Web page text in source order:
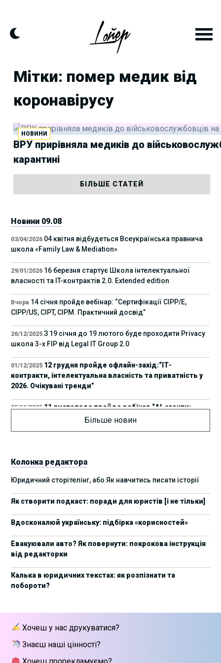
content
Мітки: помер медик від
коронавірусу
НОВИНИ
ВРУ прирівняла медиків до
карантині
БІЛЬШЕ СТАТЕЙ
Новини 09.08
03/04/2026 04 квітня відбудеться Всеукраїнська правнича
школа «Family Law & Mediation»
29/01/2026 16 березня стартує Школа інтелектуальної
власності та IT-контрактів 2.0. Extended edition
Вчора 14 січня пройде вебінар: “Сертифікації СІРР/Е,
CIPP/US, CIPT, CIPM. Практичний досвід”
26/12/2025 З 19 січня до 19 лютого буде проходити Privacy
школа 3-х FIP від Legal IT Group 2.0
01/12/2025 12 грудня пройде офлайн-захід:“ІТ-
контракти, інтелектуальна власність та приватність у
2026. Очікувані тренди”
05/11/2025 11 листопада пройде вебінар “AI-агенти:
прайвесі, IP та комплаєнс ризики”
17 листопада стартує Школа юридичної
підтримки ШІ-проєктів від Legal IT Group
19/09/2025 4 жовтня пройде щорічний забіг до Дня
09/09/2025 10 жовтня пройдуть XII Міжнародні
01/09/2025 15 вересня стартує сучасна школа
IT Group
25/06/2025
Як юристу працювати з IT-договорами?
Навчання від Laba
Більше новин
Колонка редактора
Юридичний сторітелінг, або Як навчитись писати історії
Як створити подкаст: поради для юристів [і не тільки]
Вдосконалюй українську: підбірка «корисностей»
Евакуювали авто? Як повернути: покрокова інструкція
від редакторки
Калька в юридичних текстах: як розпізнати та
побороти?
Хочеш у нас друкуватися?
Знаєш наші цінності?
Хочеш прорекламуємо?